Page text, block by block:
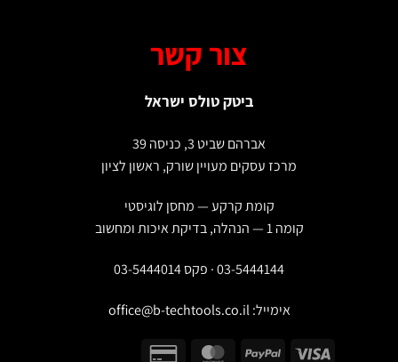
צור קשר
ביטק טולס ישראל
אברהם שביט 3, כניסה 39
מרכז עסקים מעויין שורק, ראשון לציון
קומת קרקע — מחסן לוגיסטי
03-5444144 · פקס 03-5444014
אימייל:office@b-techtools.co.il